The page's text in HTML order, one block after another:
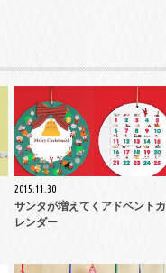
2015.11.30
サンタが増えてくアドベントカ
レンダー